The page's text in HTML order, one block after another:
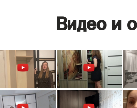
Видео и